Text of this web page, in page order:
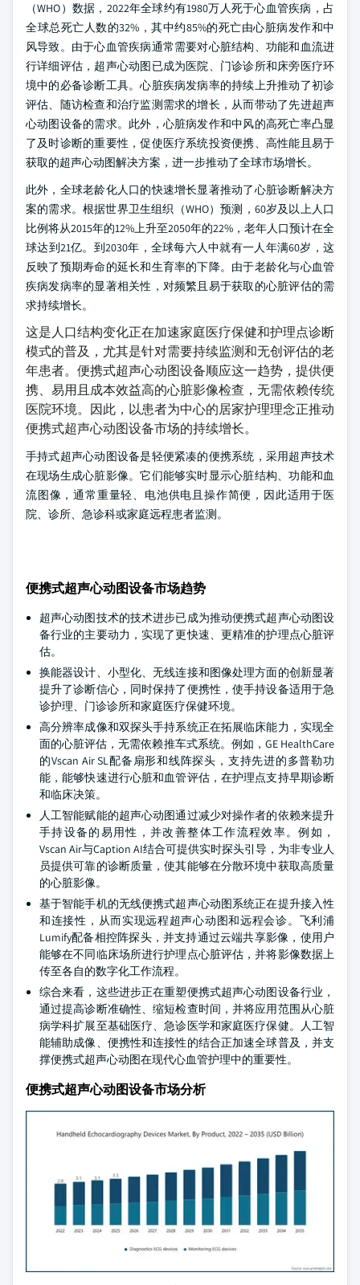
（WHO）数据，2022年全球约有1980万人死于心血管疾病，占
全球总死亡人数的32%，其中约85%的死亡由心脏病发作和中
风导致。由于心血管疾病通常需要对心脏结构、功能和血流进
行详细评估，超声心动图已成为医院、门诊诊所和床旁医疗环
境中的必备诊断工具。心脏疾病发病率的持续上升推动了初诊
评估、随访检查和治疗监测需求的增长，从而带动了先进超声
心动图设备的需求。此外，心脏病发作和中风的高死亡率凸显
了及时诊断的重要性，促使医疗系统投资便携、高性能且易于
获取的超声心动图解决方案，进一步推动了全球市场增长。
此外，全球老龄化人口的快速增长显著推动了心脏诊断解决方
案的需求。根据世界卫生组织（WHO）预测，60岁及以上人口
比例将从2015年的12%上升至2050年的22%，老年人口预计在全
球达到21亿。到2030年，全球每六人中就有一人年满60岁，这
反映了预期寿命的延长和生育率的下降。由于老龄化与心血管
疾病发病率的显著相关性，对频繁且易于获取的心脏评估的需
求持续增长。
这是人口结构变化正在加速家庭医疗保健和护理点诊断
模式的普及，尤其是针对需要持续监测和无创评估的老
年患者。便携式超声心动图设备顺应这一趋势，提供便
携、易用且成本效益高的心脏影像检查，无需依赖传统
医院环境。因此，以患者为中心的居家护理理念正推动
便携式超声心动图设备市场的持续增长。
手持式超声心动图设备是轻便紧凑的便携系统，采用超声技术
在现场生成心脏影像。它们能够实时显示心脏结构、功能和血
流图像，通常重量轻、电池供电且操作简便，因此适用于医
院、诊所、急诊科或家庭远程患者监测。
便携式超声心动图设备市场趋势
超声心动图技术的技术进步已成为推动便携式超声心动图设
备行业的主要动力，实现了更快速、更精准的护理点心脏评
估。
换能器设计、小型化、无线连接和图像处理方面的创新显著
提升了诊断信心，同时保持了便携性，使手持设备适用于急
诊护理、门诊诊所和家庭医疗保健环境。
高分辨率成像和双探头手持系统正在拓展临床能力，实现全
面的心脏评估，无需依赖推车式系统。例如，GE HealthCare
的Vscan Air SL配备扇形和线阵探头，支持先进的多普勒功
能，能够快速进行心脏和血管评估，在护理点支持早期诊断
和临床决策。
人工智能赋能的超声心动图通过减少对操作者的依赖来提升
手持设备的易用性，并改善整体工作流程效率。例如，
Vscan Air与Caption AI结合可提供实时探头引导，为非专业人
员提供可靠的诊断质量，使其能够在分散环境中获取高质量
的心脏影像。
基于智能手机的无线便携式超声心动图系统正在提升接入性
和连接性，从而实现远程超声心动图和远程会诊。飞利浦
Lumify配备相控阵探头，并支持通过云端共享影像，使用户
能够在不同临床场所进行护理点心脏评估，并将影像数据上
传至各自的数字化工作流程。
综合来看，这些进步正在重塑便携式超声心动图设备行业，
通过提高诊断准确性、缩短检查时间，并将应用范围从心脏
病学科扩展至基础医疗、急诊医学和家庭医疗保健。人工智
能辅助成像、便携性和连接性的结合正加速全球普及，并支
撑便携式超声心动图在现代心血管护理中的重要性。
便携式超声心动图设备市场分析